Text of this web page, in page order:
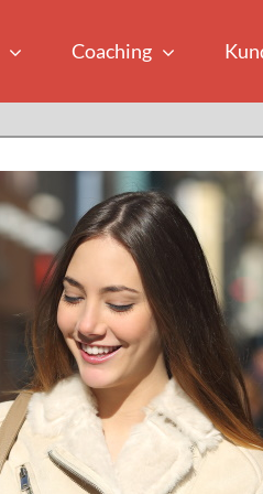
Coaching